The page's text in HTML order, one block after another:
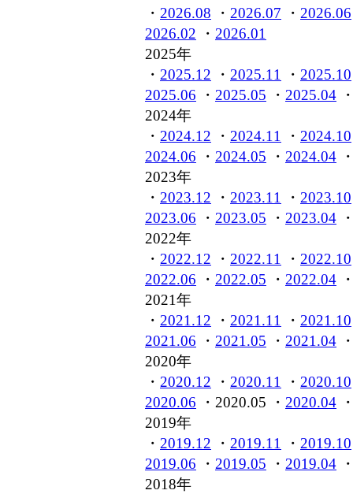
・ 2026.08 ・ 2026.07 ・ 2026.06
2026.02 ・ 2026.01
2025年
・ 2025.12 ・ 2025.11 ・ 2025.10
2025.06 ・ 2025.05 ・ 2025.04
2024年
・ 2024.12 ・ 2024.11 ・ 2024.10
2024.06 ・ 2024.05 ・ 2024.04
2023年
・ 2023.12 ・ 2023.11 ・ 2023.10
2023.06 ・ 2023.05 ・ 2023.04
2022年
・ 2022.12 ・ 2022.11 ・ 2022.10
2022.06 ・ 2022.05 ・ 2022.04
2021年
・ 2021.12 ・ 2021.11 ・ 2021.10
2021.06 ・ 2021.05 ・ 2021.04
2020年
・ 2020.12 ・ 2020.11 ・ 2020.10
2020.06 ・2020.05 ・ 2020.04
2019年
・ 2019.12 ・ 2019.11 ・ 2019.10
2019.06 ・ 2019.05 ・ 2019.04
2018年